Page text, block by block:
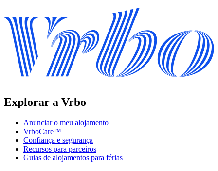
Explorar a Vrbo
Anunciar o meu alojamento
VrboCare™
Confiança e segurança
Recursos para parceiros
Guias de alojamentos para férias